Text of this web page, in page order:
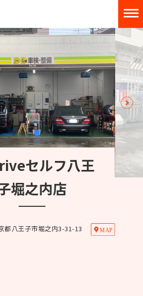
セルフ八王
堀之内店
都八王子市堀之内3-31-13